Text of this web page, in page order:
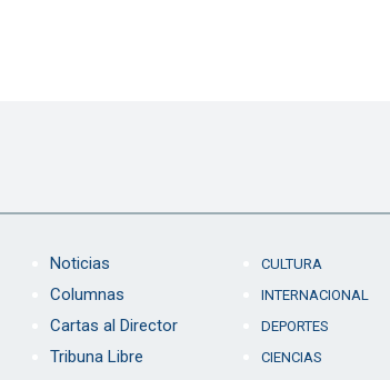
Noticias
Columnas
Cartas al Director
Tribuna Libre
CULTURA
INTERNACIONAL
DEPORTES
CIENCIAS